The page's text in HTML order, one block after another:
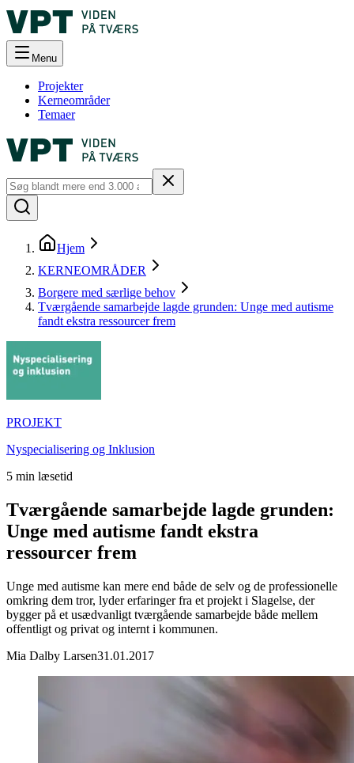
Menu
Projekter
Kerneområder
Temaer
Hjem
KERNEOMRÅDER
Borgere med særlige behov
Tværgående samarbejde lagde grunden: Unge med autisme
fandt ekstra ressourcer frem
PROJEKT
Nyspecialisering og Inklusion
5 min læsetid
Tværgående samarbejde lagde grunden:
Unge med autisme fandt ekstra
ressourcer frem
Unge med autisme kan mere end både de selv og de professionelle
omkring dem tror, lyder erfaringer fra et projekt i Slagelse, der
bygger på et usædvanligt tværgående samarbejde både mellem
offentligt og privat og internt i kommunen.
Mia Dalby Larsen31.01.2017